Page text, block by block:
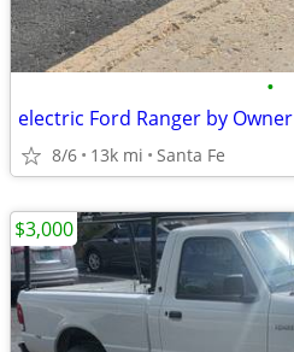
•
electric Ford Ranger by Owner
8/6 13k mi Santa Fe
$3,000